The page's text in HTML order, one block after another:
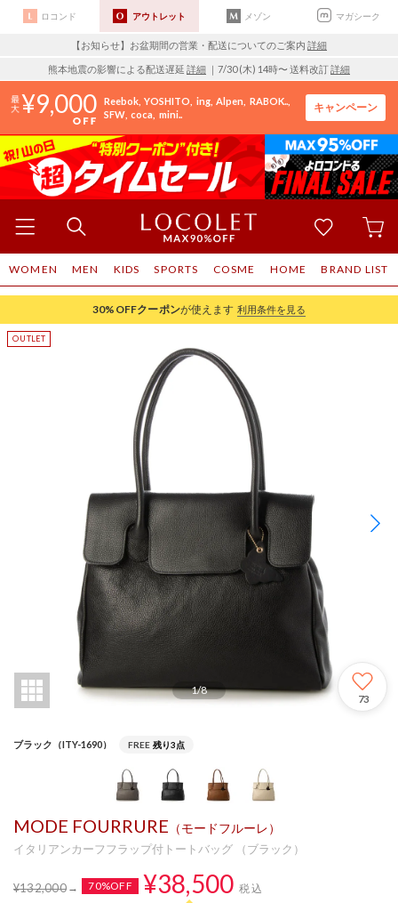
ロコンド アウトレット メゾン マガシーク
【お知らせ】お盆期間の営業・配送についてのご案内 詳細
熊本地震の影響による配送遅延 詳細 ｜7/30 (木) 14時〜 送料改訂詳細
9,000 Reebok YOSHITO ing Alpen
RABOK..
SFW coca mini..
キャンペーン
WOMEN MEN KIDS SPORTS COSME HOME BRAND LIST
30%OFFクーポンが使えます 利用条件を見る
1/8
73
ブラック（ITY-1690） FREE 残り3点
MODE FOURRURE （モードフルーレ）
イタリアンカーフフラップ付トートバッグ （ブラック）
¥132,000 70%OFF ¥38,500 税込